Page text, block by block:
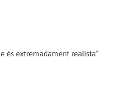
és extremadament realista”